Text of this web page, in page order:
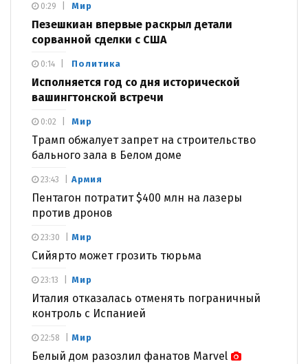
Мир
Пезешкиан впервые раскрыл детали
сорванной сделки с США
0:29
Политика
Исполняется год со дня исторической
вашингтонской встречи
0:14
Мир
Трамп обжалует запрет на строительство
бального зала в Белом доме
0:02
Армия
Пентагон потратит $400 млн на лазеры
против дронов
23:43
Мир
Сийярто может грозить тюрьма
23:30
Мир
Италия отказалась отменять пограничный
контроль с Испанией
23:13
Мир
Белый дом разозлил фанатов Marvel
22:58